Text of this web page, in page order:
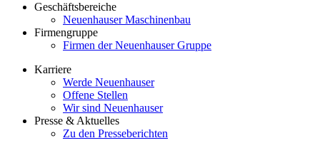
Geschäftsbereiche
Neuenhauser Maschinenbau
Firmengruppe
Firmen der Neuenhauser Gruppe
Karriere
Werde Neuenhauser
Offene Stellen
Wir sind Neuenhauser
Presse & Aktuelles
Zu den Presseberichten